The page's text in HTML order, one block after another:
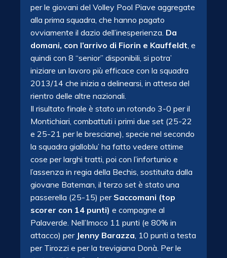
per le giovani del Volley Pool Piave aggregate
alla prima squadra, che hanno pagato
ovviamente il dazio dell’inesperienza. Da
domani, con l’arrivo di Fiorin e Kauffeldt, e
quindi con 8 “senior” disponibili, si potra’
iniziare un lavoro più efficace con la squadra
2013/14 che inizia a delinearsi, in attesa del
rientro delle altre nazionali.
Il risultato finale è stato un rotondo 3-0 per il
Montichiari, combattuti i primi due set (25-22
e 25-21 per le bresciane), specie nel secondo
la squadra gialloblu’ ha fatto vedere ottime
cose per larghi tratti, poi con l’infortunio e
l’assenza in regia della Bechis, sostituita dalla
giovane Bateman, il terzo set è stato una
passerella (25-15) per Saccomani (top
scorer con 14 punti) e compagne al
Palaverde. Nell’Imoco 11 punti (e 80% in
attacco) per Jenny Barazza, 10 punti a testa
per Tirozzi e per la trevigiana Donà. Per le